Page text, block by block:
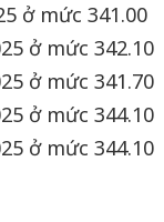
ở mức 341.00
ở mức 342.10
ở mức 341.70
ở mức 344.10
ở mức 344.10